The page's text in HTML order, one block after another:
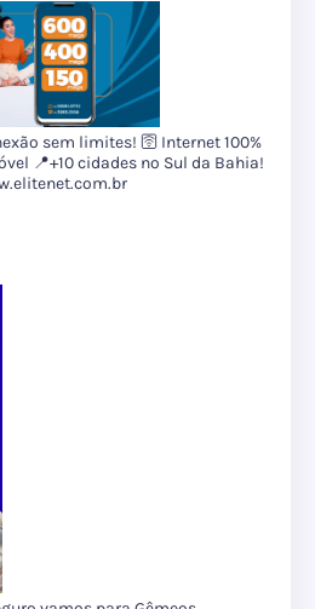
sem limites! 🛜 Internet 100%
📍+10 cidades no Sul da Bahia!